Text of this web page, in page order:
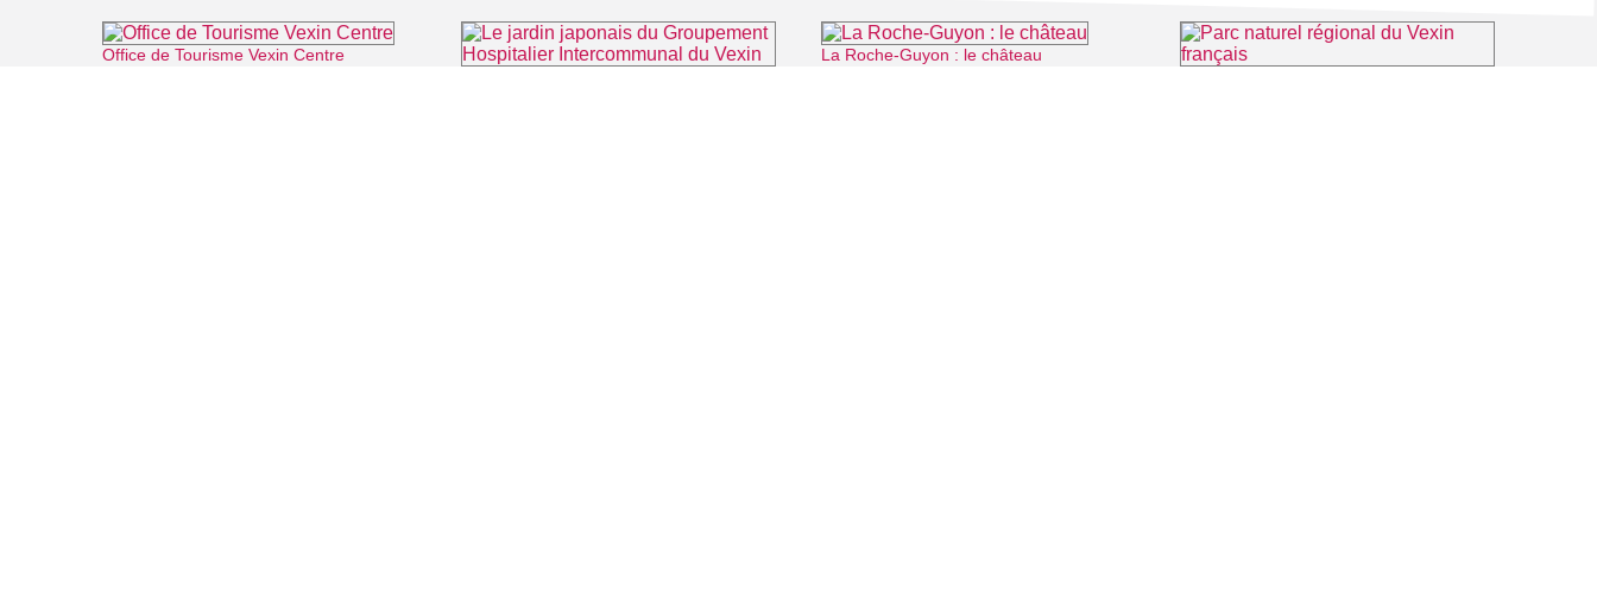
Office de Tourisme Vexin Centre
La Roche-Guyon : le château